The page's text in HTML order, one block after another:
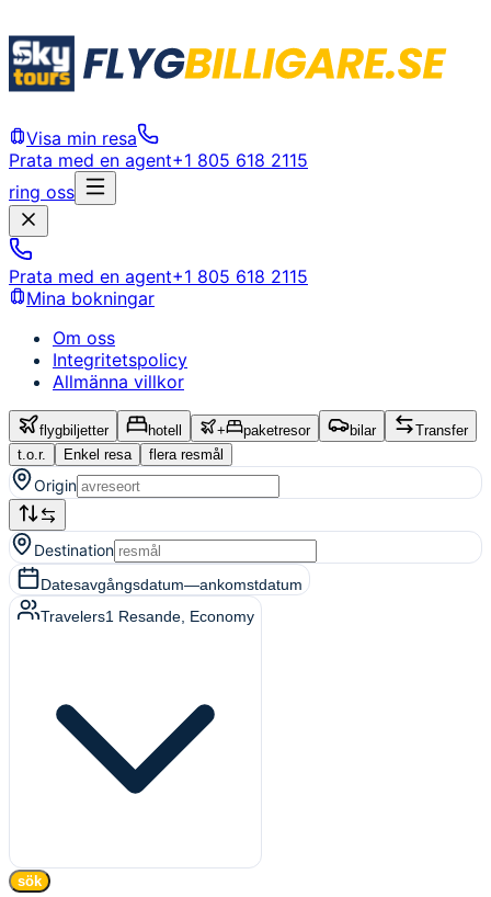
Visa min resa
Prata med en agent+1 805 618 2115
ring oss
Prata med en agent+1 805 618 2115
Mina bokningar
Om oss
Integritetspolicy
Allmänna villkor
flygbiljetter hotell + paketresor bilar
Transfer
t.o.r.
Enkel resa flera resmål
Origin
Destination
Datesavgångsdatum—ankomstdatum
Travelers1 Resande , Economy
sök